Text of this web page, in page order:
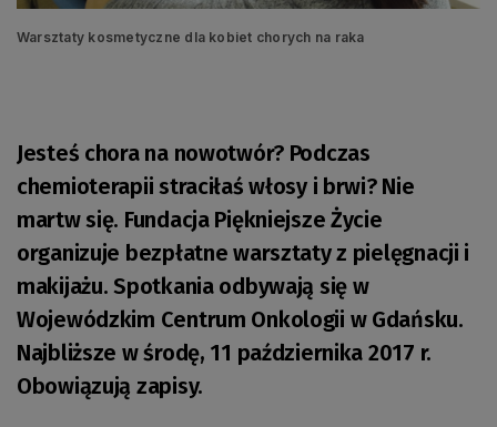
Warsztaty kosmetyczne dla kobiet chorych na raka
Jesteś chora na nowotwór? Podczas
chemioterapii straciłaś włosy i brwi? Nie
martw się. Fundacja Piękniejsze Życie
organizuje bezpłatne warsztaty z pielęgnacji i
makijażu. Spotkania odbywają się w
Wojewódzkim Centrum Onkologii w Gdańsku.
Najbliższe w środę, 11 października 2017 r.
Obowiązują zapisy.